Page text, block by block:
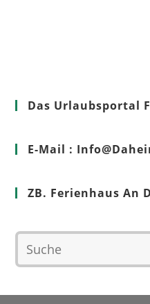
Das Urlaubsportal
E-Mail :
ZB. Ferienhaus An